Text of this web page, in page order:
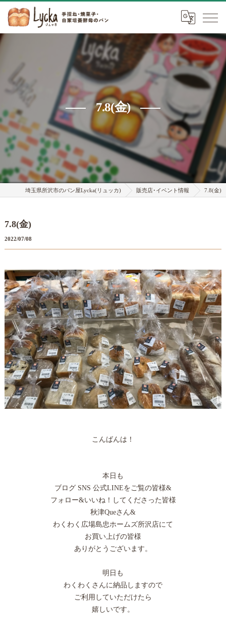
7.8(金)
埼玉県所沢市のパン屋Lycka(リュッカ) 販売店･イベント情報 7.8(金)
7.8(金)
2022/07/08
こんばんは！
本日も
ブログ SNS 公式LINEをご覧の皆様&
フォロー&いいね！してくださった皆様
秋津Queさん&
わくわく広場島忠ホームズ所沢店にて
お買い上げの皆様
ありがとうございます。
明日も
わくわくさんに納品しますので
ご利用していただけたら
嬉しいです。